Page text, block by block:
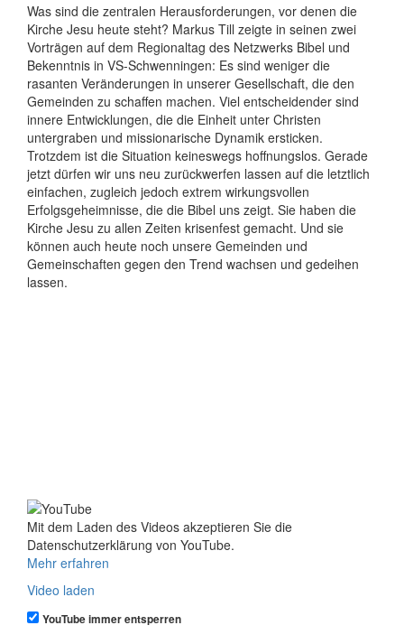
Was sind die zentralen Herausforderungen, vor denen die
Kirche Jesu heute steht? Markus Till zeigte in seinen zwei
Vorträgen auf dem Regionaltag des Netzwerks Bibel und
Bekenntnis in VS-Schwenningen: Es sind weniger die
rasanten Veränderungen in unserer Gesellschaft, die den
Gemeinden zu schaffen machen. Viel entscheidender sind
innere Entwicklungen, die die Einheit unter Christen
untergraben und missionarische Dynamik ersticken.
Trotzdem ist die Situation keineswegs hoffnungslos. Gerade
jetzt dürfen wir uns neu zurückwerfen lassen auf die letztlich
einfachen, zugleich jedoch extrem wirkungsvollen
Erfolgsgeheimnisse, die die Bibel uns zeigt. Sie haben die
Kirche Jesu zu allen Zeiten krisenfest gemacht. Und sie
können auch heute noch unsere Gemeinden und
Gemeinschaften gegen den Trend wachsen und gedeihen
lassen.
Mit dem Laden des Videos akzeptieren Sie die
Datenschutzerklärung von YouTube.
Mehr erfahren
Video laden
YouTube immer entsperren